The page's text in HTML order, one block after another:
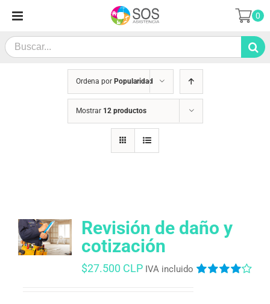
contenido
Search
for:
0
Ordena por Popularidad
Mostrar 12 productos
Revisión de daño y
cotización
$27.500 CLP IVA incluido